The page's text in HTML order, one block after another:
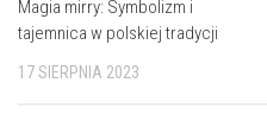
Magia mirry: Symbolizm i
tajemnica w polskiej tradycji
17 SIERPNIA 2023